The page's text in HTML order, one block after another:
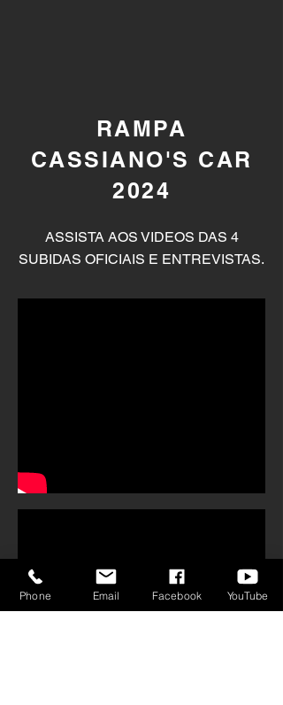
RAMPA
CASSIANO'S CAR
2024
ASSISTA AOS VIDEOS DAS 4
SUBIDAS OFICIAIS E ENTREVISTAS.
Phone Email Facebook YouTube